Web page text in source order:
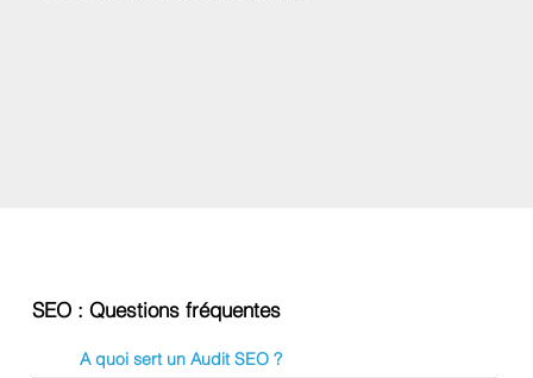
SEO : Questions fréquentes
A quoi sert un Audit SEO ?